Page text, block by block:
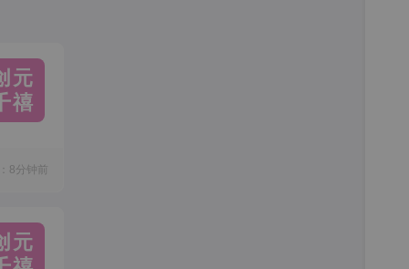
元
禧
8分钟前
元